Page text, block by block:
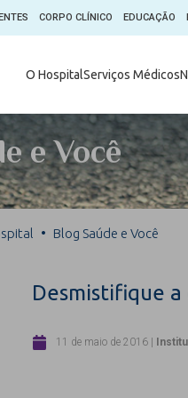
CORPO CLÍNICO EDUCAÇÃO
O HospitalServiços Médicos
Ambulatório
Comitê de
Conheça o
Blog Saúde
Convênios
Doação de
Escritório
e Você
Blog Saúde e Você
Desmistifique
11 de maio de 2016